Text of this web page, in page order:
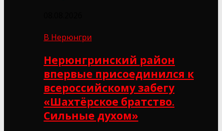
В Нерюнгри
Нерюнгринский район
впервые присоединился к
всероссийскому забегу
«Шахтёрское братство.
Сильные духом»